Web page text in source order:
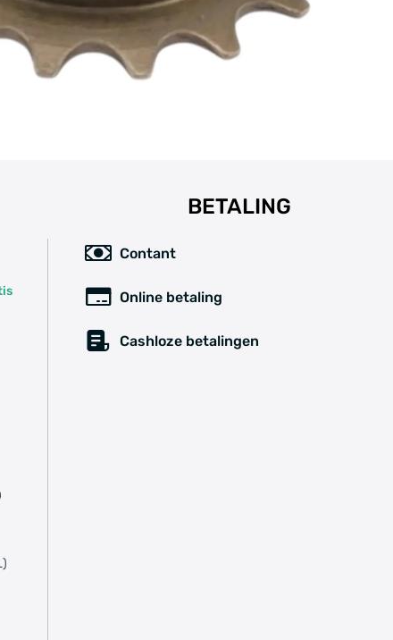
BETALING
Contant
Online betaling
Cashloze betalingen